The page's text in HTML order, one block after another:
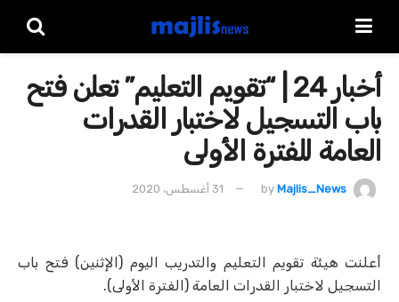
أخبار 24 | “تقويم التعليم” تعلن فتح
باب التسجيل لاختبار القدرات
العامة للفترة الأولى
by Majlis_News 31 أغسطس، 2020
أعلنت هيئة تقويم التعليم والتدريب اليوم (الإثنين) فتح باب
التسجيل لاختبار القدرات العامة (الفترة الأولى).